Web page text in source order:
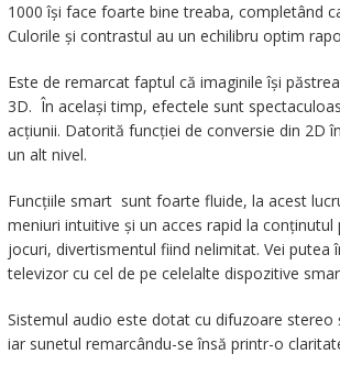
1000 își face foarte bine treaba, completând
Culorile și contrastul au un echilibru optim
Este de remarcat faptul că imaginile își
3D. În același timp, efectele sunt
acțiunii. Datorită funcției de conversie din 2D
un alt nivel.
Funcțiile smart sunt foarte fluide, la acest
meniuri intuitive și un acces rapid la
jocuri, divertismentul fiind nelimitat. Vei putea
televizor cu cel de pe celelalte dispozitive
Sistemul audio este dotat cu difuzoare
iar sunetul remarcându-se însă printr-o